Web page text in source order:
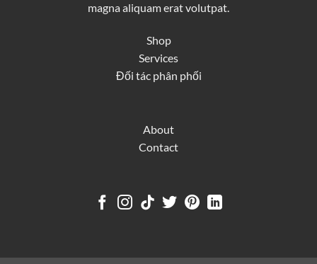
magna aliquam erat volutpat.
Shop
Services
Đối tác phân phối
About
Contact